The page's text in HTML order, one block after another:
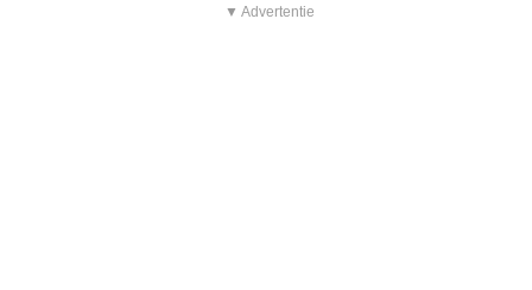
▼ Advertentie